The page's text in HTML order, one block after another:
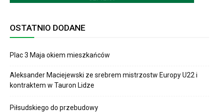
OSTATNIO DODANE
Plac 3 Maja okiem mieszkańców
Aleksander Maciejewski ze srebrem mistrzostw Europy U22 i
kontraktem w Tauron Lidze
Piłsudskiego do przebudowy